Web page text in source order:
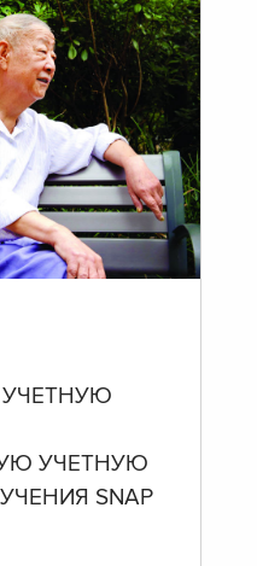
УЧЕТНУЮ
SNAP